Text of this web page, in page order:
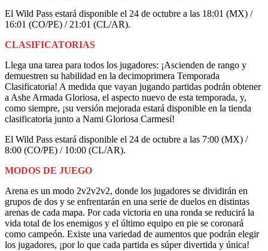
El Wild Pass estará disponible el 24 de octubre a las 18:01 (MX) /
16:01 (CO/PE) / 21:01 (CL/AR).
CLASIFICATORIAS
Llega una tarea para todos los jugadores: ¡Ascienden de rango y
demuestren su habilidad en la decimoprimera Temporada
Clasificatoria! A medida que vayan jugando partidas podrán obtener
a Ashe Armada Gloriosa, el aspecto nuevo de esta temporada, y,
como siempre, ¡su versión mejorada estará disponible en la tienda
clasificatoria junto a Nami Gloriosa Carmesí!
El Wild Pass estará disponible el 24 de octubre a las 7:00 (MX) /
8:00 (CO/PE) / 10:00 (CL/AR).
MODOS DE JUEGO
Arena es un modo 2v2v2v2, donde los jugadores se dividirán en
grupos de dos y se enfrentarán en una serie de duelos en distintas
arenas de cada mapa. Por cada victoria en una ronda se reducirá la
vida total de los enemigos y el último equipo en pie se coronará
como campeón. Existe una variedad de aumentos que podrán elegir
los jugadores, ¡por lo que cada partida es súper divertida y única!